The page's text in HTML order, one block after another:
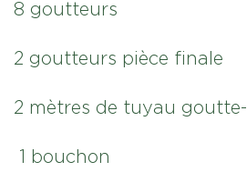
8 goutteurs
2 goutteurs pièce finale
2 mètres de tuyau
1 bouchon